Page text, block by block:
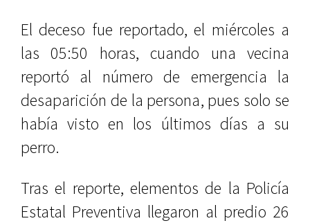
El deceso fue reportado, el miércoles a
las 05:50 horas, cuando una vecina
reportó al número de emergencia la
desaparición de la persona, pues solo se
había visto en los últimos días a su
perro.
Tras el reporte, elementos de la Policía
Estatal Preventiva llegaron al predio 26